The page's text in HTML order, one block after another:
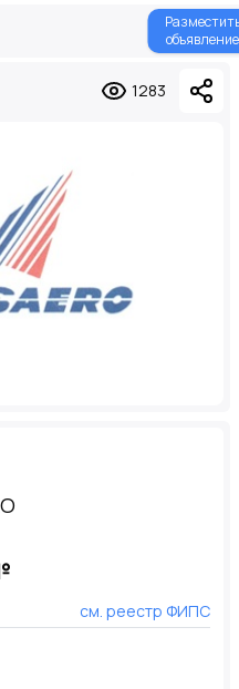
объявление
1283
см. реестр ФИПС